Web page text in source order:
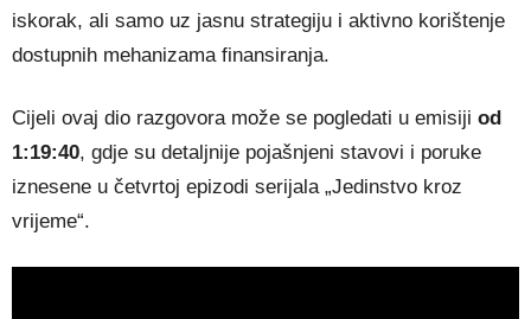
iskorak, ali samo uz jasnu strategiju i aktivno korištenje
dostupnih mehanizama finansiranja.
Cijeli ovaj dio razgovora može se pogledati u emisiji od
1:19:40, gdje su detaljnije pojašnjeni stavovi i poruke
iznesene u četvrtoj epizodi serijala „Jedinstvo kroz
vrijeme“.